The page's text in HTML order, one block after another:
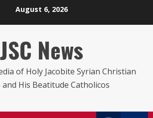
August 6, 2026
JSC News
of Holy Jacobite Syrian Christian
and His Beatitude Catholicos